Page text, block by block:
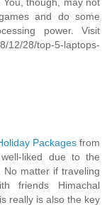
and do some
power. Visit
28/top-5-laptops-
Packagesfrom
liked due to the
matter if traveling
friends Himachal
really is also the key